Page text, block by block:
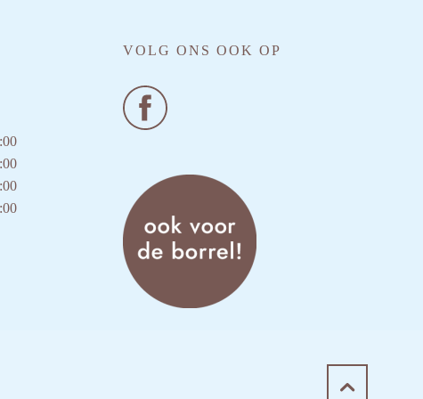
VOLG ONS OOK OP